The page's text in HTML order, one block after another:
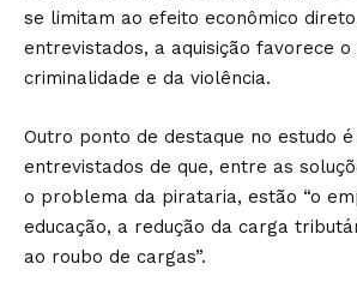
se limitam ao efeito econômico
entrevistados, a aquisição favorece o
criminalidade e da violência.
Outro ponto de destaque no estudo
entrevistados de que, entre as
o problema da pirataria, estão “o
educação, a redução da carga
ao roubo de cargas”.